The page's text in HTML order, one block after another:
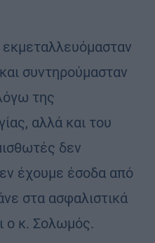
εκμεταλλευόμασταν
συντηρούμασταν
της
αλλά και του
δεν
έχουμε έσοδα από
στα ασφαλιστικά
ο κ. Σολωμός.